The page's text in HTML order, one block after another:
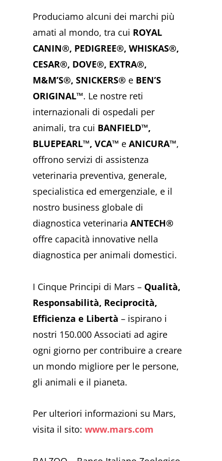
Produciamo alcuni dei marchi più
amati al mondo, tra cui ROYAL
CANIN®, PEDIGREE®, WHISKAS®,
CESAR®, DOVE®, EXTRA®,
M&M’S®, SNICKERS® e BEN’S
ORIGINAL™. Le nostre reti
internazionali di ospedali per
animali, tra cui BANFIELD™,
BLUEPEARL™, VCA™ eANICURA™,
offrono servizi di assistenza
veterinaria preventiva, generale,
specialistica ed emergenziale, e il
nostro business globale di
diagnostica veterinariaANTECH®
offre capacità innovative nella
diagnostica per animali domestici.
I Cinque Principi di Mars – Qualità,
Responsabilità, Reciprocità,
Efficienza e Libertà – ispirano i
nostri 150.000 Associati ad agire
ogni giorno per contribuire a creare
un mondo migliore per le persone,
gli animali e il pianeta.
Per ulteriori informazioni su Mars,
visita il sito:www.mars.com